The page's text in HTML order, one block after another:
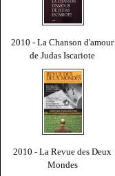
2010 - La Chanson d'amour
de Judas Iscariote
2010 - La Revue des Deux
Mondes